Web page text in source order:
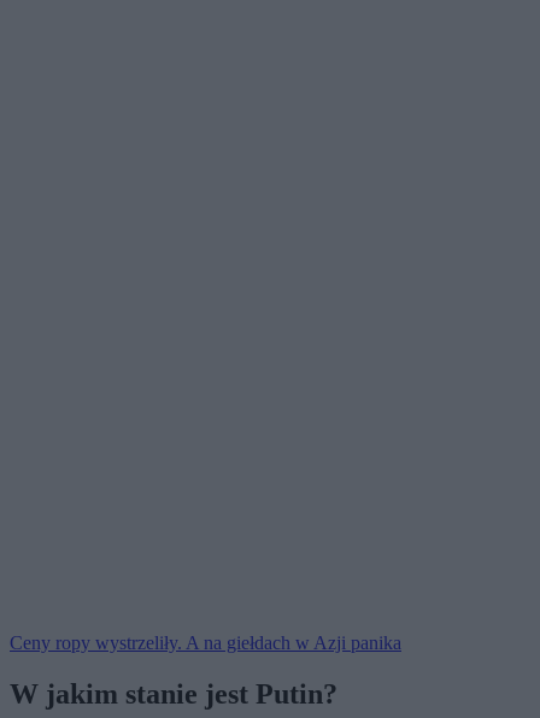
Ceny ropy wystrzeliły. A na giełdach w Azji panika
W jakim stanie jest Putin?